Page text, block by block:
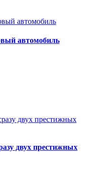
автомобиль
двух престижных